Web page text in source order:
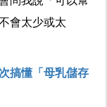
會太少或太
搞懂「母乳儲存